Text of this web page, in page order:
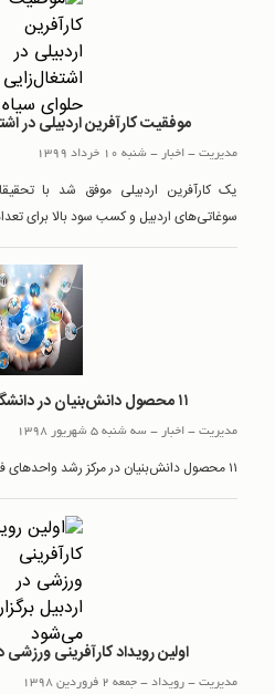
موفقیت کارآفرین اردبیلی در‌
مدیریت-اخبار - شنبه 10 خرداد 1399
یک کارآفرین اردبیلی موفق شد با
سوغاتی‌های اردبیل و کسب سود بالا برای
۱۱ محصول دانش‌بنیان در دانشگاه آزاد اردبیل تولید شد
مدیریت-اخبار - سه شنبه 5 شهریور 1398
۱۱ محصول دانش‌بنیان در مرکز رشد واحدهای فناور این دانشگاه به تولید رسید.
اولین رویداد کارآفرینی ورزشی
مدیریت-رويداد-جمعه 2 فروردین 1398